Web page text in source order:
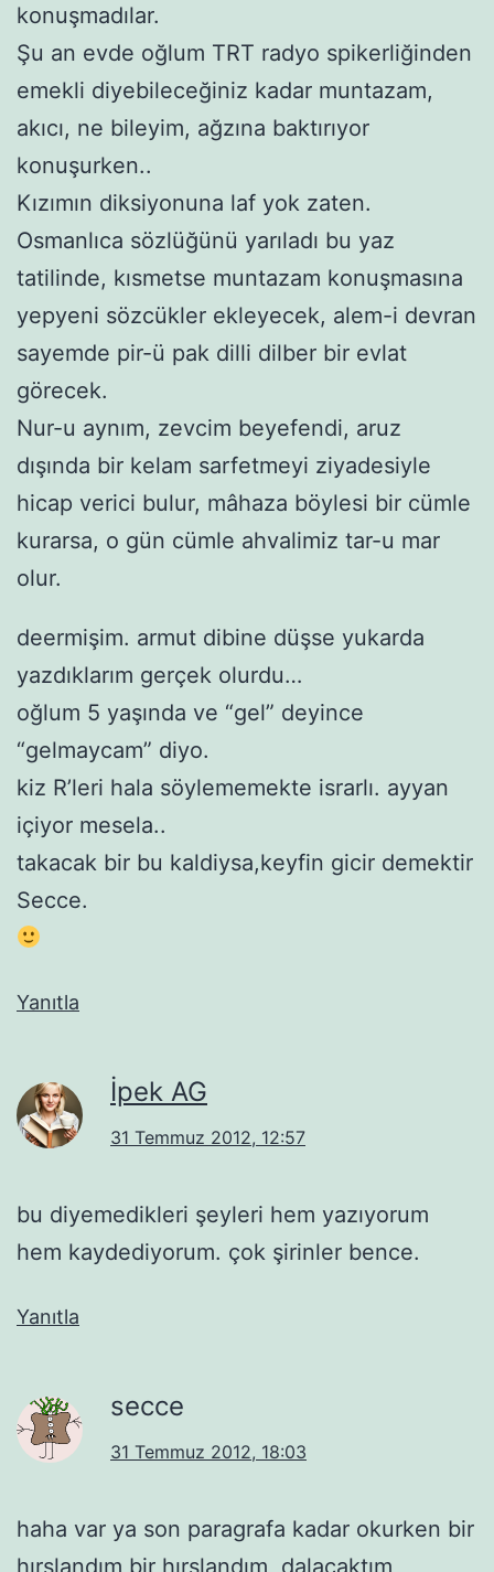
konuşmadılar.
Şu an evde oğlum TRT radyo spikerliğinden
emekli diyebileceğiniz kadar muntazam,
akıcı, ne bileyim, ağzına baktırıyor
konuşurken..
Kızımın diksiyonuna laf yok zaten.
Osmanlıca sözlüğünü yarıladı bu yaz
tatilinde, kısmetse muntazam konuşmasına
yepyeni sözcükler ekleyecek, alem-i devran
sayemde pir-ü pak dilli dilber bir evlat
görecek.
Nur-u aynım, zevcim beyefendi, aruz
dışında bir kelam sarfetmeyi ziyadesiyle
hicap verici bulur, mâhaza böylesi bir cümle
kurarsa, o gün cümle ahvalimiz tar-u mar
olur.
deermişim. armut dibine düşse yukarda
yazdıklarım gerçek olurdu…
oğlum 5 yaşında ve “gel” deyince
“gelmaycam” diyo.
kiz R’leri hala söylememekte israrlı. ayyan
içiyor mesela..
takacak bir bu kaldiysa,keyfin gicir demektir
Secce.
Yanıtla
İpek AG
31 Temmuz 2012, 12:57
bu diyemedikleri şeyleri hem yazıyorum
hem kaydediyorum. çok şirinler bence.
Yanıtla
secce
31 Temmuz 2012, 18:03
haha var ya son paragrafa kadar okurken bir
hırslandım bir hırslandım, dalacaktım